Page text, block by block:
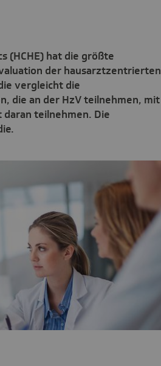
(HCHE) hat die größte
der hausarztzentrierten
vergleicht die
die an der HzV teilnehmen, mit
teilnehmen. Die